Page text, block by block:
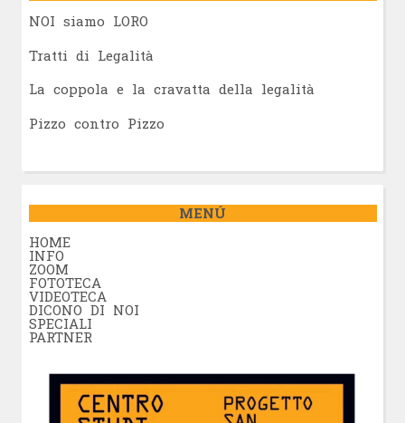
NOI siamo LORO
Tratti di Legalità
La coppola e la cravatta della legalità
Pizzo contro Pizzo
MENÚ
HOME
INFO
ZOOM
FOTOTECA
VIDEOTECA
DICONO DI NOI
SPECIALI
PARTNER